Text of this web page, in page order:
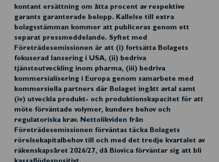
kontant ersättning om åtta procent av respektive
garants garanterade belopp. Kallelse till extra
bolagsstämman kommer att publiceras genom ett
separat pressmeddelande. Syftet med
Företrädesemissionen är att (i) fortsätta Bolagets
fokuserad lansering i USA, (ii) bedriva
tjänsteutveckling inom pharma, (iii) bedriva
kommersialisering i Europa genom samarbete med
kommersiella partners där Bolaget ingått avtal samt
(iv) utveckla produkt- och produktionskapacitet för att
möte förväntade volymer, kunders behov och
regulatoriska krav. Nettolikviden från
Företrädesemissionen förväntas täcka Bolagets
rörelsekapitalbehov till och med det tredje kvartalet av
räkenskapsåret 2026/27, då Biovica förväntar sig att bli